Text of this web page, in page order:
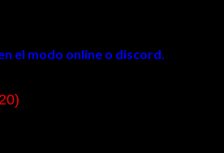
el modo online o discord.